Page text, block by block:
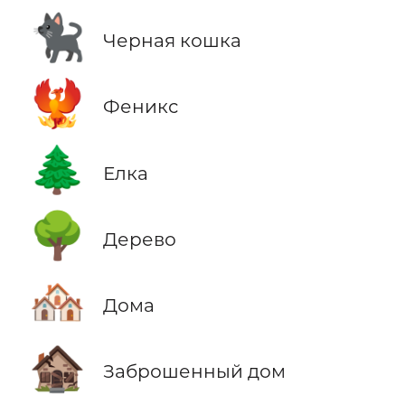
🐈‍⬛ Черная кошка
🐦‍🔥 Феникс
🌲 Елка
🌳 Дерево
🏘️ Дома
🏚️ Заброшенный дом